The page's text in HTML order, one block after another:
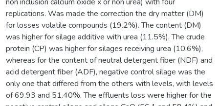
replications. Was made the correction the dry matter (DM)
for losses volatile compounds (19.2%). The content (DM)
was higher for silage additive with urea (11.5%). The crude
protein (CP) was higher for silages receiving urea (10.6%),
whereas for the content of neutral detergent fiber (NDF) and
acid detergent fiber (ADF), negative control silage was the
only one that differed from the others with levels, with levels
of 69.93 and 51.40%. The effluents loss were higher for the